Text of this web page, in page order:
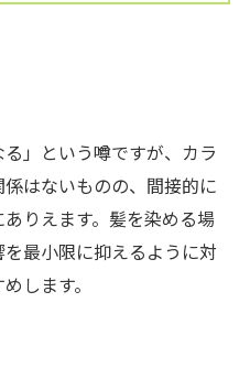
る」という噂ですが、カラ
はないものの、間接的に
りえます。髪を染める場
最小限に抑えるように対
します。